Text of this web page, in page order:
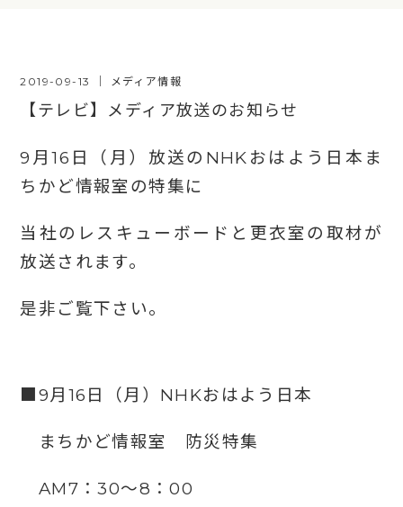
2019-09-13 メディア情報
【テレビ】メディア放送のお知らせ
9月16日（月）放送のNHKおはよう日本ま
ちかど情報室の特集に
当社のレスキューボードと更衣室の取材が
放送されます。
是非ご覧下さい。
■9月16日（月）NHKおはよう日本
まちかど情報室 防災特集
AM7：30～8：00